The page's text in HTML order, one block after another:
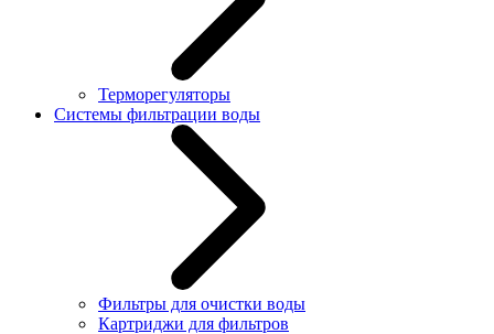
Терморегуляторы
Системы фильтрации воды
Фильтры для очистки воды
Картриджи для фильтров